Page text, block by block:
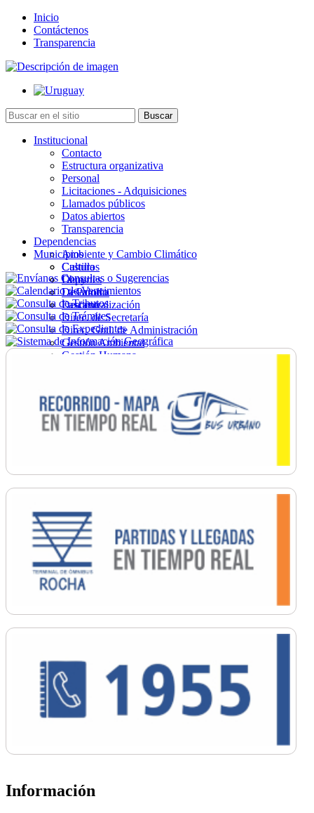
Inicio
Contáctenos
Transparencia
Institucional
Contacto
Estructura organizativa
Personal
Licitaciones - Adquisiciones
Llamados públicos
Datos abiertos
Transparencia
Dependencias
Ambiente y Cambio Climático
Cultura
Deportes
Desarrollo
Descentralización
Direc. de Secretaría
Direc. Gral. de Administración
Gestión Ambiental
Gestión Humana
Ordenamiento
Promoción Social
Salud
Secretaría General
Municipios
Castillos
Chuy
La Paloma
Lascano
Información